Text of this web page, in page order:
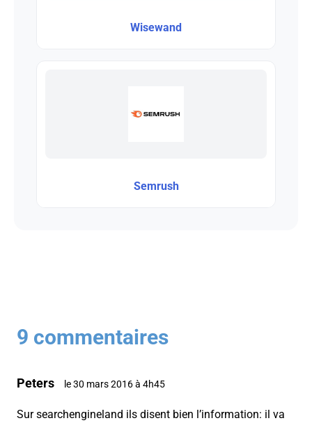
Wisewand
Semrush
9 commentaires
Peters le 30 mars 2016 à 4h45
Sur searchengineland ils disent bien l’information: il va